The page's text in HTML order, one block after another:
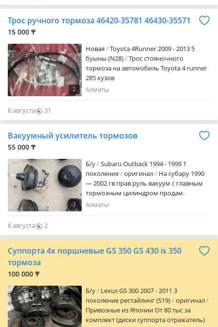
0
Трос ручного тормоза 46420-35781 46430-35571
15 000 ₸
2
Новая
Toyota 4Runner 2009 - 2013 5
буыны (N28)
Трос стояночного
тормоза на автомобиль Toyota 4 runner
285 кузов
Алматы
6 августа
31
0
Вакуумный усилитель тормозов
55 000 ₸
3
Б/y
Subaru Outback 1994 - 1999 1
поколение
оригинал
На субару 1990
— 2002 гв прав руль вакуум с главным
тормозным цилиндром продам.
Доставлен из Японии
Алматы
6 августа
2
0
Суппорта 4х поршневые GS 350 GS 430 is 350
тормоза
100 000 ₸
Б/y
Lexus GS 300 2007 - 2011 3
поколение рестайлинг (S19)
оригинал
Привозные из Японии От 80 тыс за
комплект (диски суппорта отражатель)